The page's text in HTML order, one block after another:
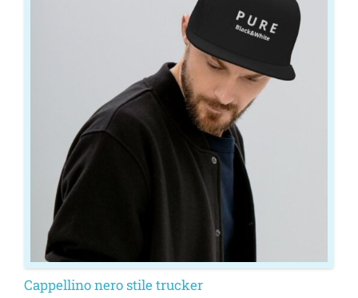
Cappellino nero stile trucker